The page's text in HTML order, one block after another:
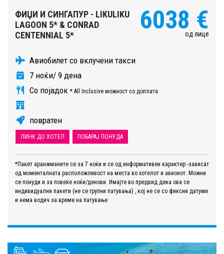
ФИЏИ И СИНГАПУР - LIKULIKU
LAGOON 5* & CONRAD
CENTENNIAL 5*
6038 €
од лице
Авиобилет со вклучени такси
7 ноќи/ 9 дена
Со појадок * All Inclusive можност со доплата
повратен
ЛИНК ДО ХОТЕЛ ПОБАРАЈ ПОНУДА
*Пакет аранжманите се за 7 ноќи и се од информативен карактер -зависат
од моменталната расположливост на места во хотелот и авионот. Можни
се понуди и за повеќе ноќи/денови. Имајте во предвид дека ова се
индивидуални пакети (не се групни патувања) , кој не се со фиксни датуми
и нема водич за време на патување